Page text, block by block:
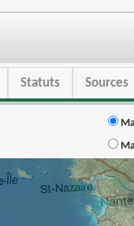
Statuts Sources